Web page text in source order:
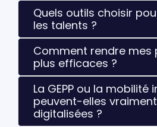
Quels outils choisir
les talents ?
Comment rendre mes
plus efficaces ?
La GEPP ou la mobilité
peuvent-elles
digitalisées ?